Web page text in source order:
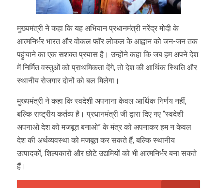
मुख्यमंत्री ने कहा कि यह अभियान प्रधानमंत्री नरेंद्र मोदी के
आत्मनिर्भर भारत और वोकल फॉर लोकल के आह्वान को जन-जन तक
पहुंचाने का एक सशक्त प्रयास है। उन्होंने कहा कि जब हम अपने देश
में निर्मित वस्तुओं को प्राथमिकता देंगे, तो देश की आर्थिक स्थिति और
स्थानीय रोजगार दोनों को बल मिलेगा।
मुख्यमंत्री ने कहा कि स्वदेशी अपनाना केवल आर्थिक निर्णय नहीं,
बल्कि राष्ट्रीय कर्तव्य है। प्रधानमंत्री जी द्वारा दिए गए “स्वदेशी
अपनाओ देश को मजबूत बनाओ” के मंत्र को अपनाकर हम न केवल
देश की अर्थव्यवस्था को मजबूत कर सकते हैं, बल्कि स्थानीय
उत्पादकों, शिल्पकारों और छोटे उद्यमियों को भी आत्मनिर्भर बना सकते
हैं।